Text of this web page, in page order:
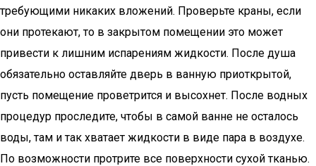
требующими никаких вложений. Проверьте краны, если
они протекают, то в закрытом помещении это может
привести к лишним испарениям жидкости. После душа
обязательно оставляйте дверь в ванную приоткрытой,
пусть помещение проветрится и высохнет. После водных
процедур проследите, чтобы в самой ванне не осталось
воды, там и так хватает жидкости в виде пара в воздухе.
По возможности протрите все поверхности сухой тканью.